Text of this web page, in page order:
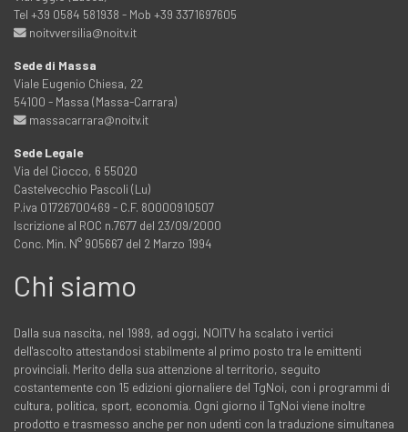
Tel +39 0584 581938 - Mob +39 3371697605
noitvversilia@noitv.it
Sede di Massa
Viale Eugenio Chiesa, 22
54100 - Massa (Massa-Carrara)
massacarrara@noitv.it
Sede Legale
Via del Ciocco, 6 55020
Castelvecchio Pascoli (Lu)
P.iva 01726700469 - C.F. 80000910507
Iscrizione al ROC n.7677 del 23/09/2000
Conc. Min. N° 905667 del 2 Marzo 1994
Chi siamo
Dalla sua nascita, nel 1989, ad oggi, NOITV ha scalato i vertici
dell'ascolto attestandosi stabilmente al primo posto tra le emittenti
provinciali. Merito della sua attenzione al territorio, seguito
costantemente con 15 edizioni giornaliere del TgNoi, con i programmi di
cultura, politica, sport, economia. Ogni giorno il TgNoi viene inoltre
prodotto e trasmesso anche per non udenti con la traduzione simultanea